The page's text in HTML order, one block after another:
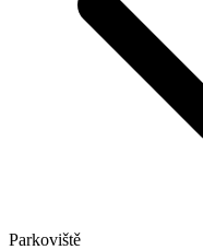
Parkoviště